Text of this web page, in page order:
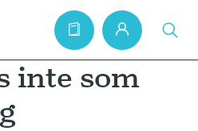
inte som